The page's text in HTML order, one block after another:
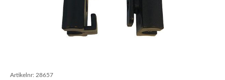
Artikelnr: 28657